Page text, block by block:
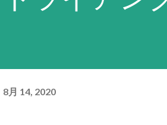
い。残弾やEN消費も気になる
F91であればこの命令を活用
8月 14, 2020